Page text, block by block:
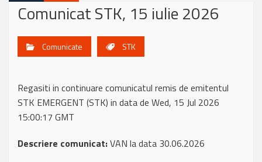
Comunicat STK, 15 iulie 2026
Comunicate STK
Regasiti in continuare comunicatul remis de emitentul
STK EMERGENT (STK) in data de Wed, 15 Jul 2026
15:00:17 GMT
Descriere comunicat:VAN la data 30.06.2026